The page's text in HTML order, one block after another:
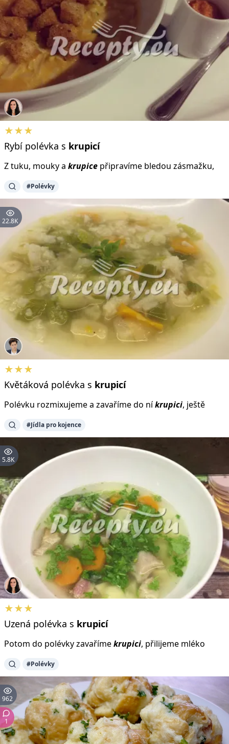
★★★
Rybí polévka s krupicí
Z tuku, mouky a krupice připravíme bledou zásmažku,
#Polévky
22.8K
★★★
Květáková polévka s krupicí
Polévku rozmixujeme a zavaříme do níkrupici, ještě
#Jídla pro kojence
5.8K
★★★
Uzená polévka s krupicí
Potom do polévky zavařímekrupici, přilijeme mléko
#Polévky
962
1